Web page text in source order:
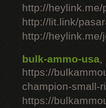
http://heylink.me/
http://lit.link/
http://heylink.me/
bulk-ammo-usa,
https://
champion-small-
https://